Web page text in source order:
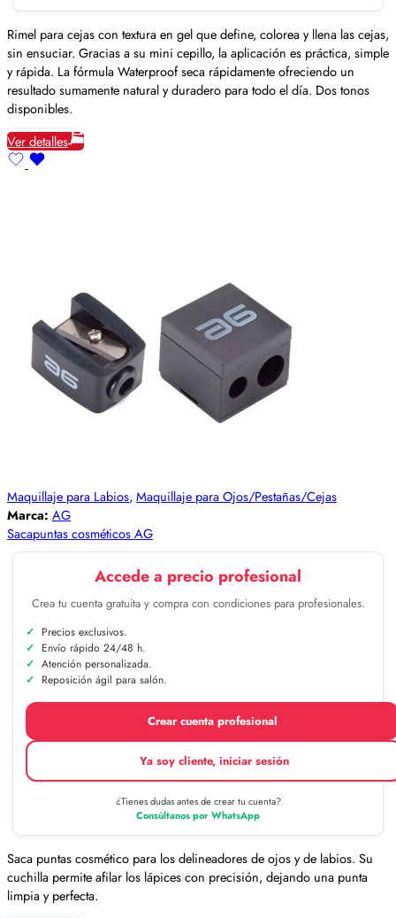
Rimel para cejas con textura en gel que define, colorea y llena las cejas,
sin ensuciar. Gracias a su mini cepillo, la aplicación es práctica, simple
y rápida. La fórmula Waterproof seca rápidamente ofreciendo un
resultado sumamente natural y duradero para todo el día. Dos tonos
disponibles.
Ver detalles
Maquillaje para Labios, Maquillaje para Ojos/Pestañas/Cejas
Marca: AG
Sacapuntas cosméticos AG
Accede a precio profesional
Crea tu cuenta gratuita y compra con condiciones para profesionales.
Precios exclusivos.
Envío rápido 24/48 h.
Atención personalizada.
Reposición ágil para salón.
Crear cuenta profesional
Ya soy cliente, iniciar sesión
¿Tienes dudas antes de crear tu cuenta?
Consúltanos por WhatsApp
Saca puntas cosmético para los delineadores de ojos y de labios. Su
cuchilla permite afilar los lápices con precisión, dejando una punta
limpia y perfecta.